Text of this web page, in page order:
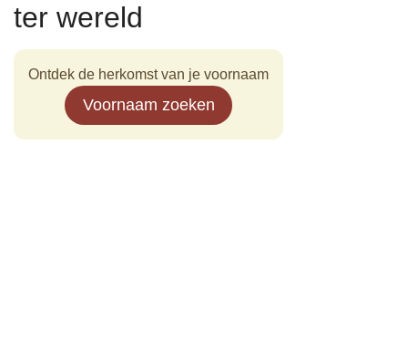
ter wereld
Ontdek de herkomst van je voornaam
Voornaam zoeken